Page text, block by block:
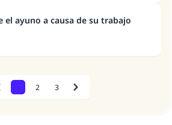
el ayuno a causa de su trabajo
2 3 Next